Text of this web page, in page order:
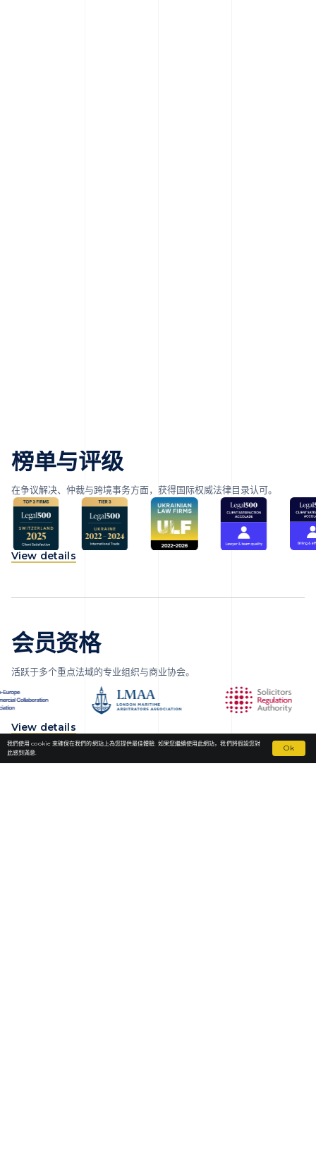
榜单与评级
在争议解决、仲裁与跨境事务方面，获得国际权威法律目录认可。
View details
会员资格
活跃于多个重点法域的专业组织与商业协会。
View details
我們使用 cookie 來確保在我們的網站上為您提供最佳體驗. 如果您繼續使用此網站，我們將假設您對
此感到滿意.
Ok